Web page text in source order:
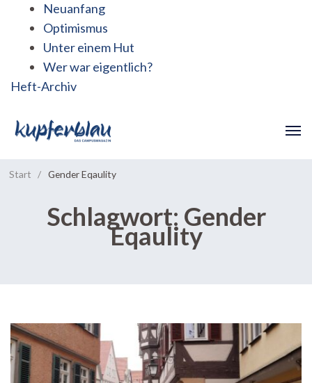
Neuanfang
Optimismus
Unter einem Hut
Wer war eigentlich?
Heft-Archiv
Start / Gender Eqaulity
Schlagwort: Gender
Eqaulity